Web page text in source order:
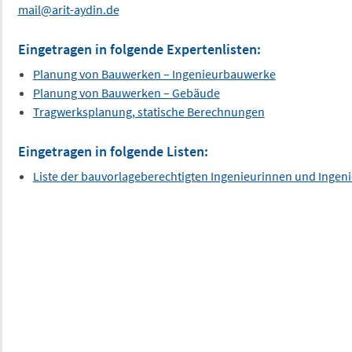
mail@arit-aydin.de
Eingetragen in folgende Expertenlisten:
Planung von Bauwerken – Ingenieurbauwerke
Planung von Bauwerken – Gebäude
Tragwerksplanung, statische Berechnungen
Eingetragen in folgende Listen:
Liste der bauvorlageberechtigten Ingenieurinnen und